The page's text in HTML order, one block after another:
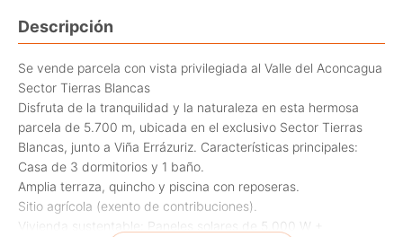
Descripción
Se vende parcela con vista privilegiada al Valle del Aconcagua
Sector Tierras Blancas
Disfruta de la tranquilidad y la naturaleza en esta hermosa
parcela de 5.700 m, ubicada en el exclusivo Sector Tierras
Blancas, junto a Viña Errázuriz. Características principales:
Casa de 3 dormitorios y 1 baño.
Amplia terraza, quincho y piscina con reposeras.
Sitio agrícola (exento de contribuciones).
Vivienda sustentable: Paneles solares de 5.000 W +